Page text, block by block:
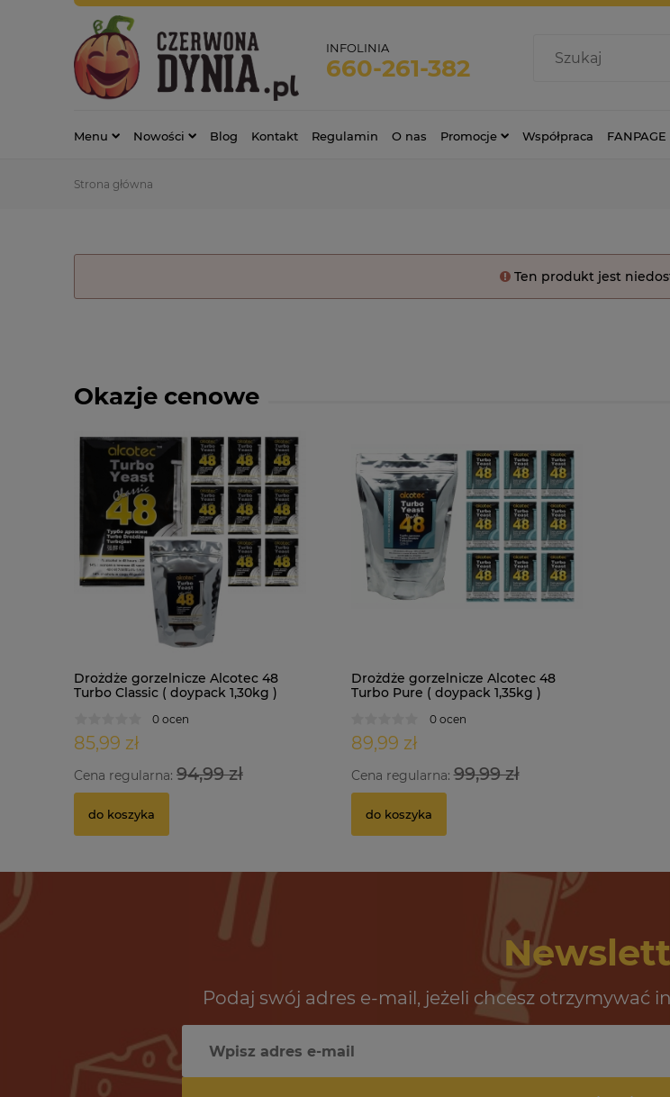
INFOLINIA
660-261-382
Menu Nowości Blog Kontakt Regulamin O nas Promocje Współpraca FANPAGE
Strona główna
Ten produkt jest
Okazje cenowe
Drożdże gorzelnicze Alcotec 48
Turbo Classic ( doypack 1,30kg )
0 ocen
85,99 zł
Cena regularna: 94,99 zł
do koszyka
Drożdże gorzelnicze Alcotec 48
Turbo Pure ( doypack 1,35kg )
0 ocen
89,99 zł
Cena regularna:99,99 zł
do koszyka
Podaj swój adres e-mail, jeżeli chcesz otrzymywać